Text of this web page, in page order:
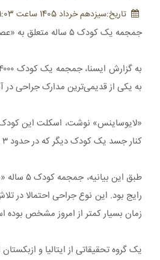
تاريخ:سيزدهم خرداد 1405 ساعت 11:03
جمجمه یک کودک ۵ ساله متعلق به «عصر برنز» که در ازبکستان کشف شده است، یکی از قدیمی‌ترین مدارک جراحی در آسیای مرکزی معرفی شده است.
به یکی از قدیمی‌ترین مدارک جراحی
کنار جسد یک کودک دیگر که در حدود ۳ سالگی فوت کرده، دفن شده بود.
رایج بود. این نوع جراحی احتمالا در
زمان بسیار کمتر از امروز مشخص بوده
یک گروه تحقیقاتی از ایتالیا و